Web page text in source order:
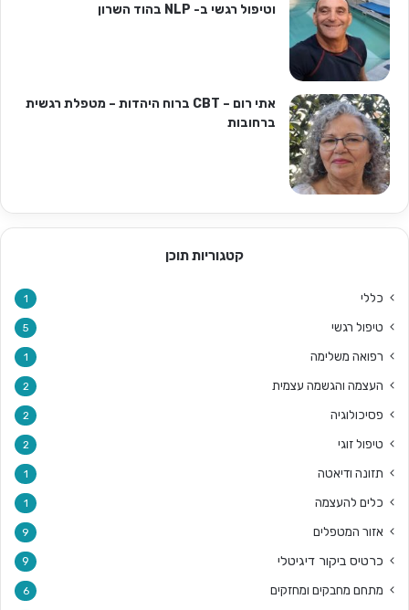
וטיפול רגשי ב- NLP בהוד השרון
אתי רום – CBT ברוח היהדות – מטפלת רגשית
ברחובות
קטגוריות תוכן
כללי 1
טיפול רגשי 5
רפואה משלימה 1
העצמה והגשמה עצמית 2
פסיכולוגיה 2
טיפול זוגי 2
תזונה ודיאטה 1
כלים להעצמה 1
אזור המטפלים 9
כרטיס ביקור דיגיטלי 9
מתחם מחבקים ומחזקים 6